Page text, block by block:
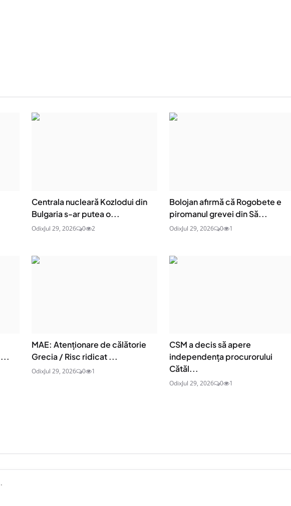
Centrala nucleară Kozlodui din
Bulgaria s-ar putea o...
OdixJul 29, 2026 0 2
Bolojan afirmă că Rogobete e
piromanul grevei din Să...
OdixJul 29, 2026 0 1
MAE: Atenţionare de călătorie
Grecia / Risc ridicat ...
OdixJul 29, 2026 0 1
CSM a decis să apere
independența procurorului
Cătăl...
OdixJul 29, 2026 0 1